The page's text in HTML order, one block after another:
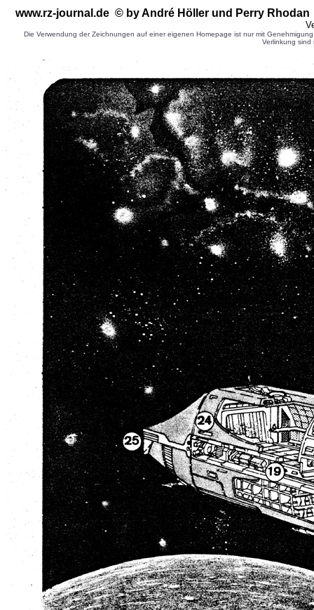
www.rz-journal.de © by André Höller und Perry
Die Verwendung der Zeichnungen auf einer eigenen Homepage ist nur mit
Verlinkung sind